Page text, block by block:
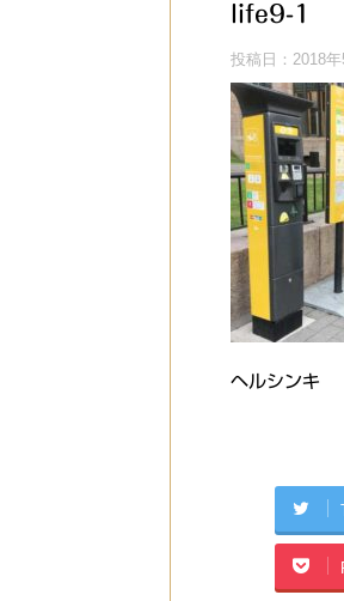
life9-1
投稿日： 2018年
ヘルシンキ